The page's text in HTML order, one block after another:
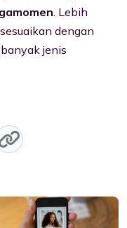
. Lebih
dengan
jenis